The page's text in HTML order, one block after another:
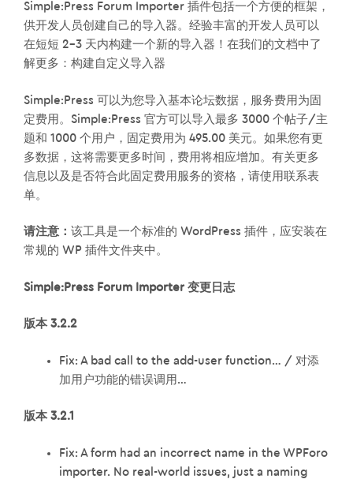
Simple:Press Forum Importer 插件包括一个方便的框架，
供开发人员创建自己的导入器。经验丰富的开发人员可以
在短短 2-3 天内构建一个新的导入器！在我们的文档中了
解更多：构建自定义导入器
Simple:Press 可以为您导入基本论坛数据，服务费用为固
定费用。Simple:Press 官方可以导入最多 3000 个帖子/主
题和 1000 个用户，固定费用为 495.00 美元。如果您有更
多数据，这将需要更多时间，费用将相应增加。有关更多
信息以及是否符合此固定费用服务的资格，请使用联系表
单。
请注意： 该工具是一个标准的 WordPress 插件，应安装在
常规的 WP 插件文件夹中。
Simple:Press Forum Importer 变更日志
版本 3.2.2
Fix: A bad call to the add-user function… / 对添
加用户功能的错误调用…
版本 3.2.1
Fix: A form had an incorrect name in the WPForo
importer. No real-world issues, just a naming